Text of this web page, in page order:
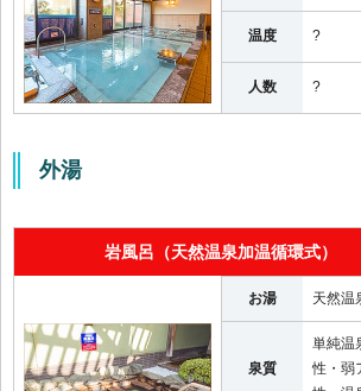
温度 ?
人数 ?
外湯
岩風呂（天然温泉加温循環式）
お湯 天然温
泉質
単純温
性・弱